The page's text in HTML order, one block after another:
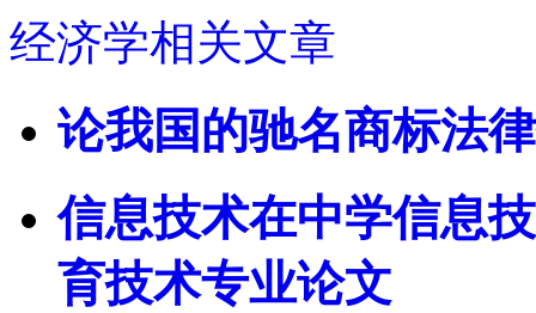
经济学相关文章
论我国的驰名商标法
信息技术在中学信息
育技术专业论文